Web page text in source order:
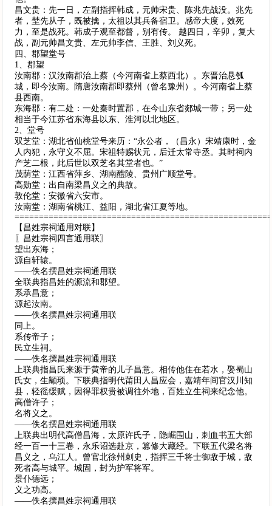
昌文贵：先一日，左副指挥韩成，元帅宋贵、陈兆先战没。兆先
者，埜先从子，既被擒，太祖以其兵备宿卫。感帝大度，效死
力，至是战死。韩成子观至都督，别有传。 越四日，辛卯，复大
战，副元帅昌文贵、左元帅李信、王胜、刘义死。
四、郡望堂号
1、郡望
汝南郡：汉汝南郡治上蔡（今河南省上蔡西北）。东晋治悬瓠
城，即今汝南。隋唐汝南郡即蔡州（曾名豫州）。今河南省上蔡
县西南。
东海郡：有二处：一处秦时置郡，在今山东省郯城一带；另一处
相当于今江苏省东海县以东、淮河以北地区。
2、堂号
双芝堂：湖北省仙桃堂号来历：“永公者，（昌永）宋靖康时，金
人内犯，永守义不屈。宋祖特赐状元，后迁太常寺丞。其时祠内
产芝二根，此后世以双芝名其堂者也。”
茂荫堂：江西省萍乡、湖南醴陵、贵州广顺堂号。
高勋堂：出自南梁昌义之的典故。
敦伦堂：安徽省六安市。
汝南堂：湖南省桃江、益阳，湖北省江夏等地。
【昌姓宗祠通用对联】
〖昌姓宗祠四言通用联〗
望出东海；
源自轩辕。
——佚名撰昌姓宗祠通用联
全联典指昌姓的源流和郡望。
系承昌意；
源起汝南。
——佚名撰昌姓宗祠通用联
同上。
系传帝子；
民立生祠。
——佚名撰昌姓宗祠通用联
上联典指昌氏来源于黄帝的儿子昌意。相传他住在若水，娶蜀山
氏女，生颛顼。下联典指明代莆田人昌应会，嘉靖年间官汉川知
县，轻徭缓赋，因得罪权贵被调往外地，百姓立生祠来纪念他。
高僧许子；
名将义之。
——佚名撰昌姓宗祠通用联
上联典出明代高僧昌海，太原许氏子，隐崛围山，刺血书五大部
经一百一十三卷，永乐诏选赴京，篡修大藏经。下联五代梁名将
昌义之，乌江人。曾官北徐州刺史，指挥三千将士御敌于城，敌
死者高与城平。城固，封为护军将军。
景仆德远；
义之功高。
——佚名撰昌姓宗祠通用联